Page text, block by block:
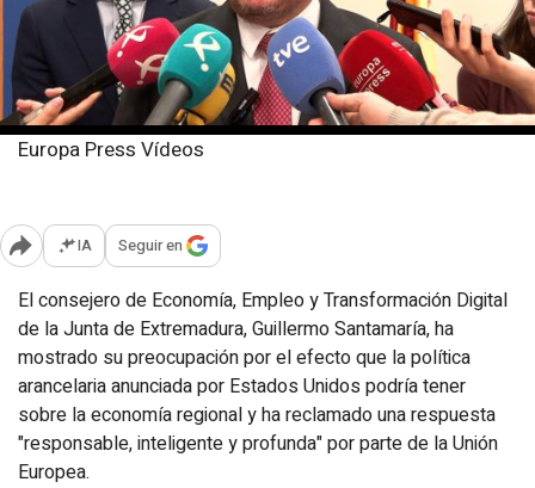
Europa Press Vídeos
Abrir opciones para compartir
IA Seguir en
El consejero de Economía, Empleo y Transformación Digital
de la Junta de Extremadura, Guillermo Santamaría, ha
mostrado su preocupación por el efecto que la política
arancelaria anunciada por Estados Unidos podría tener
sobre la economía regional y ha reclamado una respuesta
"responsable, inteligente y profunda" por parte de la Unión
Europea.